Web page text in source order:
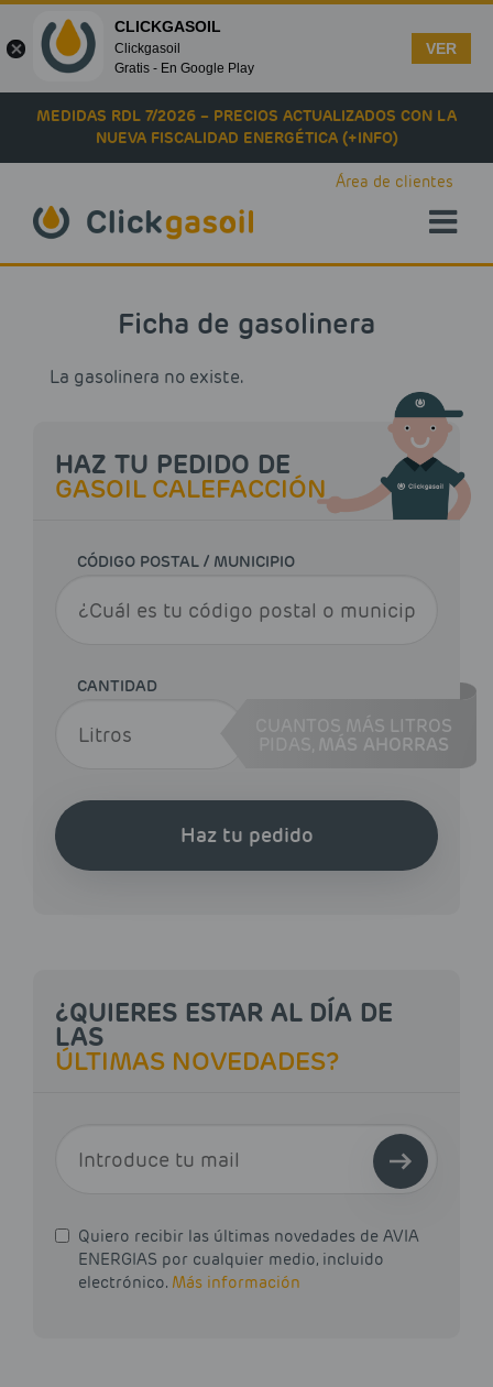
Skip to main content
MEDIDAS RDL 7/2026 – PRECIOS ACTUALIZADOS CON LA
NUEVA FISCALIDAD ENERGÉTICA (+INFO)
Área de clientes
Ficha de gasolinera
La gasolinera no existe.
HAZ TU PEDIDO DE
GASOIL CALEFACCIÓN
CÓDIGO POSTAL / MUNICIPIO
CANTIDAD
CUANTOS MÁS LITROS
MÁS AHORRAS
Haz tu pedido
¿QUIERES ESTAR AL DÍA DE
LAS
ÚLTIMAS NOVEDADES?
Quiero recibir las últimas novedades de AVIA
ENERGIAS por cualquier medio, incluido
electrónico. Más información
CLICKGASOIL
Clickgasoil
Gratis - En Google Play
VER